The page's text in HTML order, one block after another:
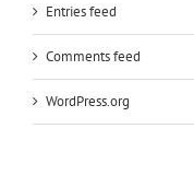
Entries feed
Comments feed
WordPress.org